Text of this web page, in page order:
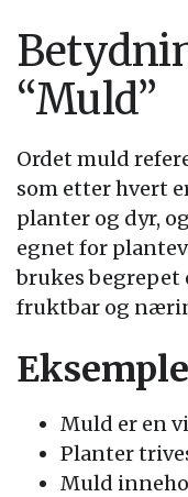
“Muld”
Ordet muld
som etter hvert
planter og dyr,
egnet for
brukes begrepet
fruktbar og
Muld er en
Planter
Muld